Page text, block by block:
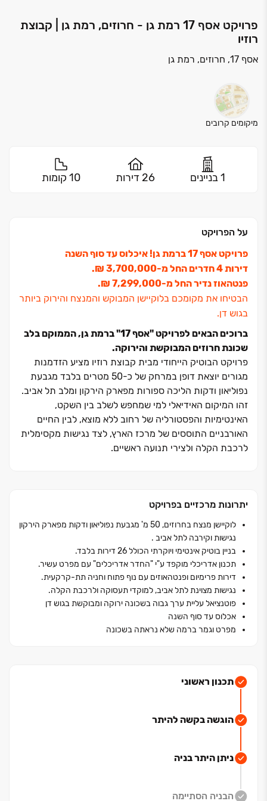
פרויקט אסף 17 רמת גן - חרוזים, רמת גן | קבוצת
רוזיו
אסף 17, חרוזים, רמת גן
מיקומים קרובים
1 בניינים 26 דירות 10 קומות
על הפרויקט
פרויקט אסף ‏17 ברמת גן! איכלוס עד סוף השנה
דירות ‏4 חדרים החל מ‏-3,700,000 ‏₪.
פנטהאוז נדיר החל מ‏-7,299,000 ‏₪.
הבטיחו את מקומכם בלוקיישן המבוקש והמנצח והירוק ביותר
בגוש דן.
ברוכים הבאים לפרויקט "אסף ‏17" ברמת גן, הממוקם בלב
שכונת חרוזים המבוקשת והירוקה.
פרויקט הבוטיק הייחודי מבית קבוצת רוזיו מציע הזדמנות
מגורים יוצאת דופן במרחק של כ‏-50 מטרים בלבד מגבעת
נפוליאון ודקות הליכה ספורות מפארק הירקון ומלב תל אביב.
זהו המיקום האידיאלי למי שמחפש לשלב בין השקט,
האינטימיות והפסטורליה של רחוב ללא מוצא, לבין החיים
האורבניים התוססים של מרכז הארץ, לצד נגישות מקסימלית
לרכבת הקלה ולצירי תנועה ראשיים.
אדריכלים". תמהיל הדירות המגוון תוכנן לתת מענה לקהלי
דירת פנטהאוז יוקרתית המשתרעת על פני קומה שלמה עם
ארבעה כיווני אוויר. כל דירה נהנית ממפרט טכני עשיר,
מתכנון חכם המנצל את החלל בצורה מיטבית, נוף פתוח
וחניה בחניון תת-קרקעי פרטי לרווחת הדיירים.
מבחינה כלכלית ושיווקית, מדובר בפנינה נדל"נית. שכונת
חרוזים שומרת על מעמדה כיעד מגורים אטרקטיבי המבטיח
לשמור על ערכו, ומהווה מוקד משיכה למשפחות ומשקיעים.
מתמיד, יציבות כלכלית ופוטנציאל השבחה משמעותי בשנים
הבאות.
יתרונות מרכזיים בפרויקט
לוקיישן מנצח בחרוזים, 50 מ' מגבעת נפוליאון ודקות מפארק הירקון
נגישות וקירבה לתל אביב .
בניין בוטיק אינטימי ויוקרתי הכולל 26 דירות בלבד.
תכנון אדריכלי מוקפד ע"י "החדר אדריכלים" עם מפרט עשיר.
דירות פרימיום ופנטהאוזים עם נוף פתוח וחניה תת-קרקעית.
נגישות מצוינת לתל אביב, למוקדי תעסוקה ולרכבת הקלה.
פוטנציאל עליית ערך גבוה בשכונה ירוקה ומבוקשת בגוש דן
אכלוס עד סוף השנה
מפרט וגמר ברמה שלא נראתה בשכונה
תכנון ראשוני
הוגשה בקשה להיתר
ניתן היתר בניה
הבניה הסתיימה